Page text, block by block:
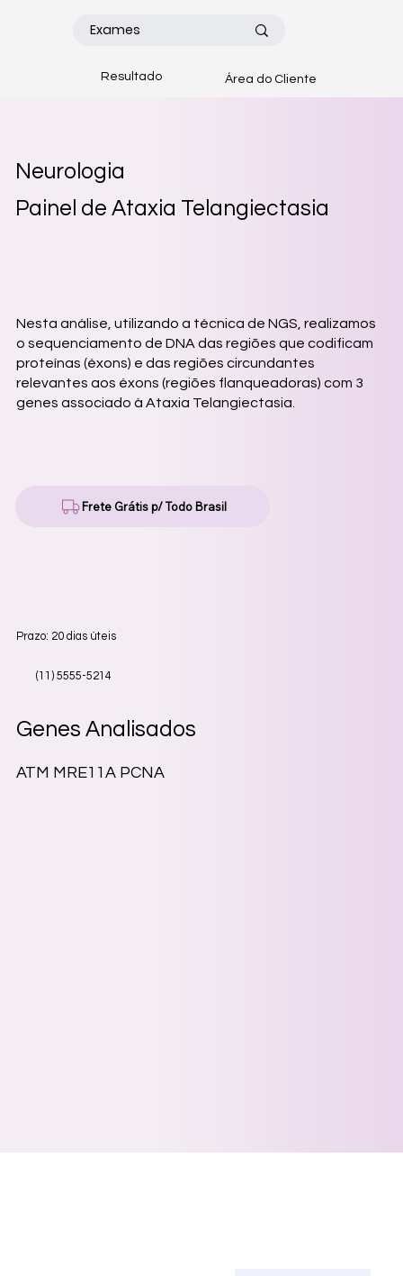
Área do Cliente
Resultado
Neurologia
Painel de Ataxia Telangiectasia
Nesta análise, utilizando a técnica de NGS, realizamos
o sequenciamento de DNA das regiões que codificam
proteínas (éxons) e das regiões circundantes
relevantes aos éxons (regiões flanqueadoras) com 3
genes associado à Ataxia Telangiectasia.
Genes Analisados
ATM MRE11A PCNA
Frete Grátis p/ Todo Brasil
Prazo: 20 dias úteis
(11) 5555-5214